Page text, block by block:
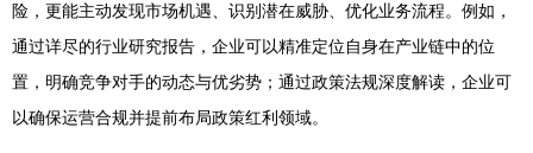
险，更能主动发现市场机遇、识别潜在威胁、优化业务流程。例如，
通过详尽的行业研究报告，企业可以精准定位自身在产业链中的位
置，明确竞争对手的动态与优劣势；通过政策法规深度解读，企业可
以确保运营合规并提前布局政策红利领域。